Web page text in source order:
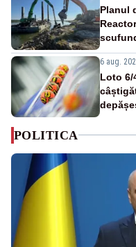
Planul
6 aug.
Loto 6/
POLITICA